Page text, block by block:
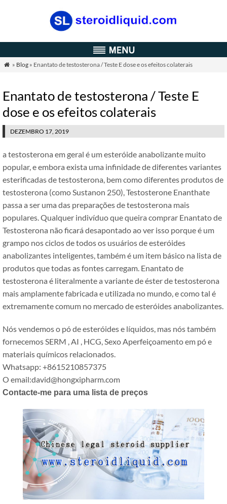
 » Blog» Enantato de testosterona / Teste E dose e os efeitos colaterais
Enantato de testosterona / Teste E
dose e os efeitos colaterais
DEZEMBRO 17, 2019
a testosterona em geral é um esteróide anabolizante muito
popular, e embora exista uma infinidade de diferentes variantes
esterificadas de testosterona, bem como diferentes produtos de
testosterona (como Sustanon 250), Testosterone Enanthate
passa a ser uma das preparações de testosterona mais
populares. Qualquer indivíduo que queira comprar Enantato de
Testosterona não ficará desapontado ao ver isso porque é um
grampo nos ciclos de todos os usuários de esteróides
anabolizantes inteligentes, também é um item básico na lista de
produtos que todas as fontes carregam. Enantato de
testosterona é literalmente a variante de éster de testosterona
mais amplamente fabricada e utilizada no mundo, e como tal é
extremamente comum no mercado de esteróides anabolizantes.
Nós vendemos o pó de esteróides e líquidos, mas nós também
fornecemos SERM , AI , HCG, Sexo Aperfeiçoamento em pó e
materiais químicos relacionados.
Whatsapp: +8615210857375
O email:david@hongxipharm.com
Contacte-me para uma lista de preços